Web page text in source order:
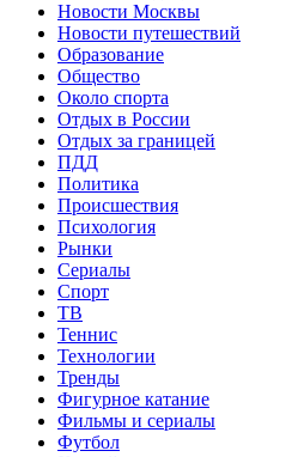
Новости Москвы
Новости путешествий
Образование
Общество
Около спорта
Отдых в России
Отдых за границей
ПДД
Политика
Происшествия
Психология
Рынки
Сериалы
Спорт
ТВ
Теннис
Технологии
Тренды
Фигурное катание
Фильмы и сериалы
Футбол